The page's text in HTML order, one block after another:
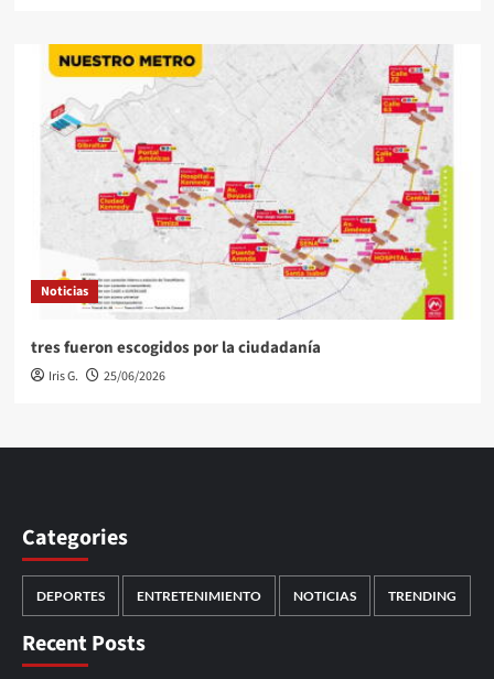
Noticias
tres fueron escogidos por la ciudadanía
Iris G. 25/06/2026
Categories
DEPORTES ENTRETENIMIENTO NOTICIAS TRENDING
Recent Posts